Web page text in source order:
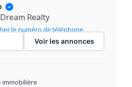
Realty
le numéro de téléphone
Voir les annonces
immobilière